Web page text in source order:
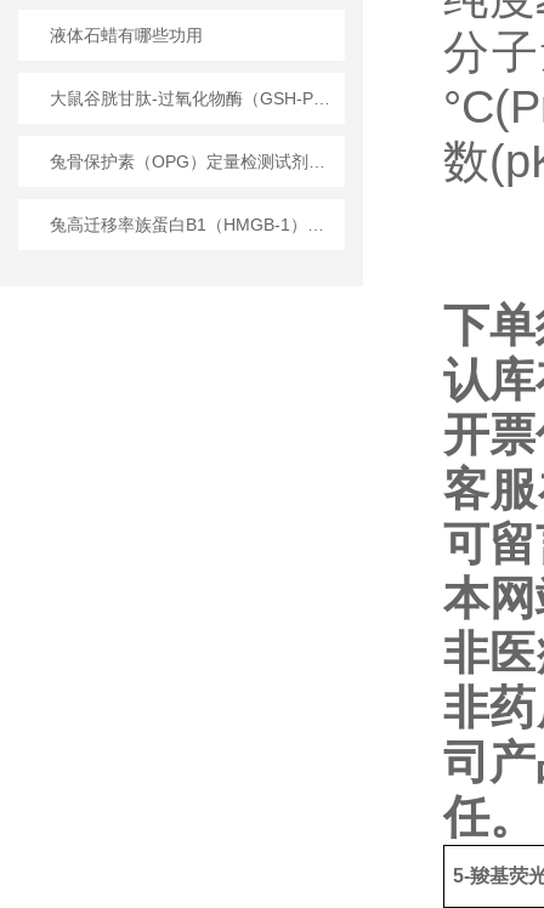
液体石蜡有哪些功用
分
数
下
认
开
客
可
本
非
非
司
任。
5-羧基荧